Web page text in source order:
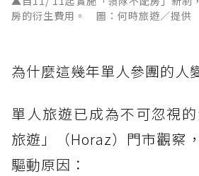
房的衍生費用。 圖：何時旅遊／提供
為什麼這幾年單人參團的人
單人旅遊已成為不可忽視
旅遊」（Horaz）門市觀察
驅動原因：